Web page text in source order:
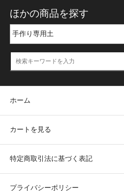
ほかの商品を探す
ホーム
カートを見る
特定商取引法に基づく表記
プライバシーポリシー